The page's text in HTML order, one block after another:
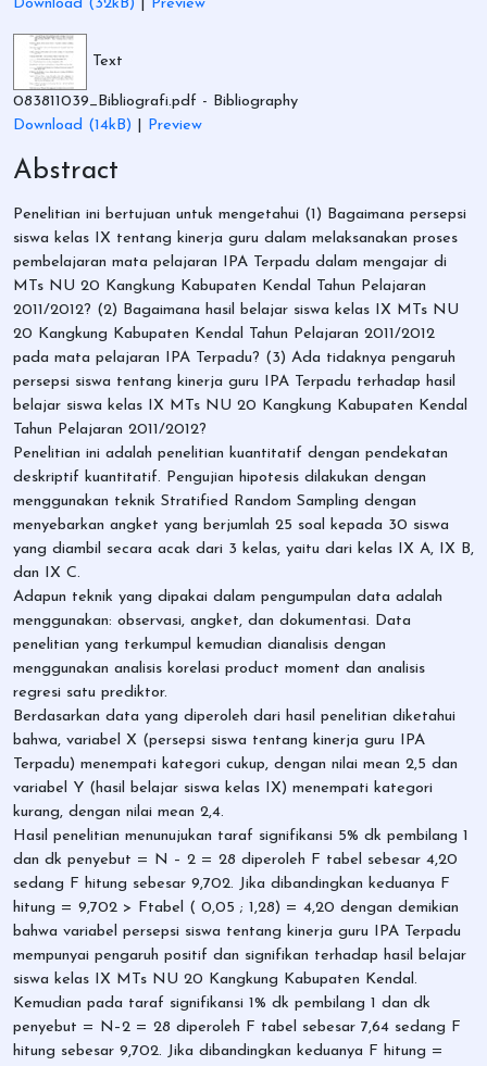
Download (32kB) Preview
Text
083811039_Bibliografi.pdf - Bibliography
Download (14kB)
Preview
Abstract
Penelitian ini bertujuan untuk mengetahui (1) Bagaimana persepsi
siswa kelas IX tentang kinerja guru dalam melaksanakan proses
pembelajaran mata pelajaran IPA Terpadu dalam mengajar di
MTs NU 20 Kangkung Kabupaten Kendal Tahun Pelajaran
2011/2012? (2) Bagaimana hasil belajar siswa kelas IX MTs NU
20 Kangkung Kabupaten Kendal Tahun Pelajaran 2011/2012
pada mata pelajaran IPA Terpadu? (3) Ada tidaknya pengaruh
persepsi siswa tentang kinerja guru IPA Terpadu terhadap hasil
belajar siswa kelas IX MTs NU 20 Kangkung Kabupaten Kendal
Tahun Pelajaran 2011/2012?
Penelitian ini adalah penelitian kuantitatif dengan pendekatan
deskriptif kuantitatif. Pengujian hipotesis dilakukan dengan
menggunakan teknik Stratified Random Sampling dengan
menyebarkan angket yang berjumlah 25 soal kepada 30 siswa
yang diambil secara acak dari 3 kelas, yaitu dari kelas IX A, IX B,
dan IX C.
Adapun teknik yang dipakai dalam pengumpulan data adalah
menggunakan: observasi, angket, dan dokumentasi. Data
penelitian yang terkumpul kemudian dianalisis dengan
menggunakan analisis korelasi product moment dan analisis
regresi satu prediktor.
Berdasarkan data yang diperoleh dari hasil penelitian diketahui
bahwa, variabel X (persepsi siswa tentang kinerja guru IPA
Terpadu) menempati kategori cukup, dengan nilai mean 2,5 dan
variabel Y (hasil belajar siswa kelas IX) menempati kategori
kurang, dengan nilai mean 2,4.
Hasil penelitian menunujukan taraf signifikansi 5% dk pembilang 1
dan dk penyebut = N – 2 = 28 diperoleh F tabel sebesar 4,20
sedang F hitung sebesar 9,702. Jika dibandingkan keduanya F
hitung = 9,702 > Ftabel ( 0,05 ; 1,28) = 4,20 dengan demikian
bahwa variabel persepsi siswa tentang kinerja guru IPA Terpadu
mempunyai pengaruh positif dan signifikan terhadap hasil belajar
siswa kelas IX MTs NU 20 Kangkung Kabupaten Kendal.
Kemudian pada taraf signifikansi 1% dk pembilang 1 dan dk
penyebut = N–2 = 28 diperoleh F tabel sebesar 7,64 sedang F
hitung sebesar 9,702. Jika dibandingkan keduanya F hitung =